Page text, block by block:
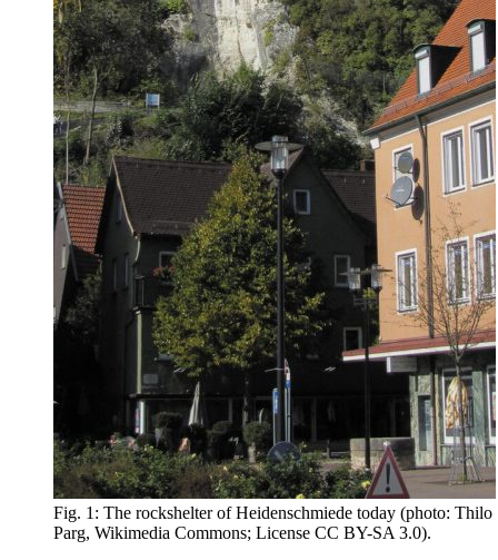
Fig. 1: The rockshelter of Heidenschmiede today (photo: Thilo
Parg, Wikimedia Commons; License CC BY-SA 3.0).